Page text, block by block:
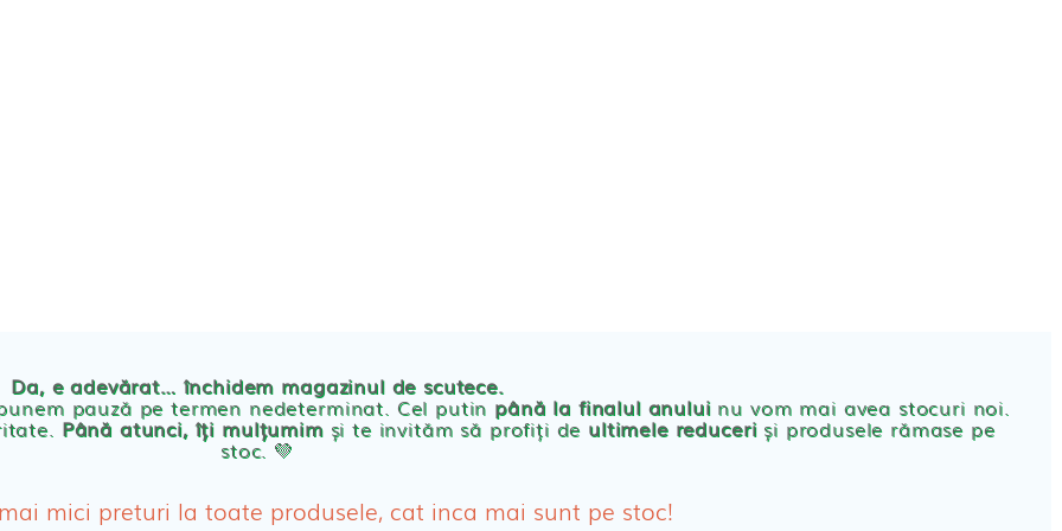
Absorbante
Absorbante Post-Natale
Absorbante Incontinenta Urinara
Da, e adevărat… închidem magazinul de scutece.
pauză pe termen nedeterminat. Cel putin până la finalul anuluinu vom mai avea stocuri noi.
Până atunci, îți mulțumimși te invităm să profiți de ultimele reduceriși produsele rămase pe
stoc. 💛
mici preturi la toate produsele, cat inca mai sunt pe stoc!